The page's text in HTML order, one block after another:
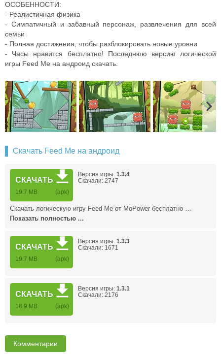
ОСОБЕННОСТИ:
- Реалистичная физика
- Симпатичный и забавный персонаж, развлечения для всей
семьи
- Полная достижения, чтобы разблокировать новые уровни
- Часы нравится бесплатно! Последнюю версию логической
игры Feed Me на андроид скачать.
Скачать Feed Me на андроид
СКАЧАТЬ
19.7 MB (apk)
Версия игры: 1.3.4
Скачали: 2747
Скачать логическую игру Feed Me от MoPower бесплатно …
Показать полностью ...
СКАЧАТЬ
19.7 MB (apk)
Версия игры: 1.3.3
Скачали: 1671
СКАЧАТЬ
18.9 MB (apk)
Версия игры: 1.3.1
Скачали: 2176
Комментарии